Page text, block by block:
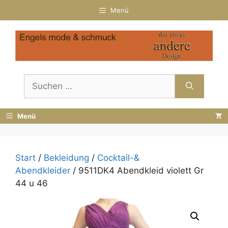
Inhalt
springen
Menü
nach:
Menü
Start / Bekleidung / Cocktail-&
Abendkleider / 9511DK4 Abendkleid violett Gr
44 u 46